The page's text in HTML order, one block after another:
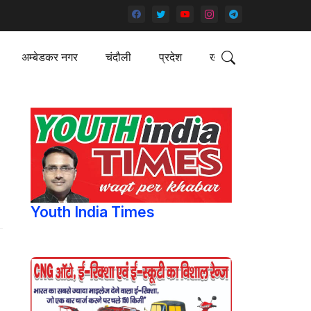
अम्बेडकर नगर चंदौली प्रदेश खेल
Youth India Times